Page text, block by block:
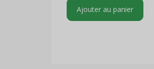
Ajouter au panier